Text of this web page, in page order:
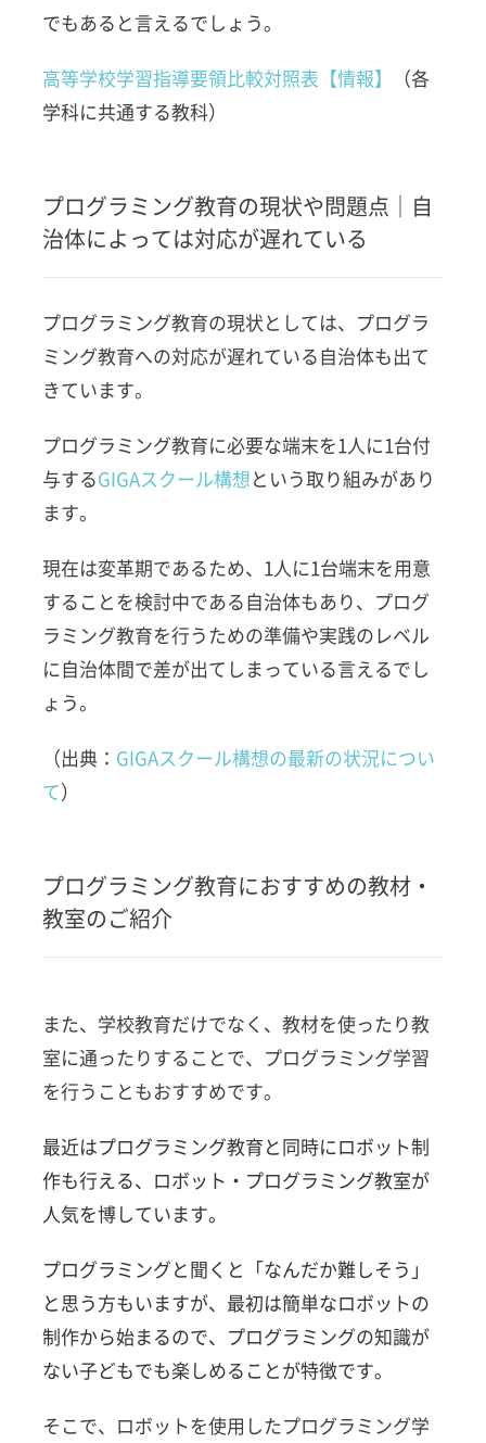
でもあると言えるでしょう。
高等学校学習指導要領比較対照表【情報】
（各
学科に共通する教科）
プログラミング教育の現状や問題点｜自
治体によっては対応が遅れている
プログラミング教育の現状としては、プログラ
ミング教育への対応が遅れている自治体も出て
きています。
プログラミング教育に必要な端末を1人に1台付
与するGIGAスクール構想 という取り組みがあり
ます。
現在は変革期であるため、
1人に1台端末を用意
することを検討中である自治体もあり、プログ
ラミング教育を行うための準備や実践のレベル
に自治体間で差が出てしまっている言えるでし
ょう。
（出典： GIGAスクール構想の最新の状況につい
て ）
プログラミング教育におすすめの教材・
教室のご紹介
また、学校教育だけでなく、教材を使ったり教
室に通ったりすることで、プログラミング学習
を行うこともおすすめです。
最近はプログラミング教育と同時にロボット制
作も行える、ロボット・プログラミング教室が
人気を博しています。
プログラミングと聞くと「なんだか難しそう」
と思う方もいますが、最初は簡単なロボットの
制作から始まるので、プログラミングの知識が
ない子どもでも楽しめることが特徴です。
そこで、ロボットを使用したプログラミング学